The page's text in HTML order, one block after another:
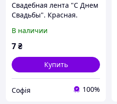
Свадебная лента "С Днем
Свадьбы". Красная.
В наличии
7₴
Купить
Софія 100%